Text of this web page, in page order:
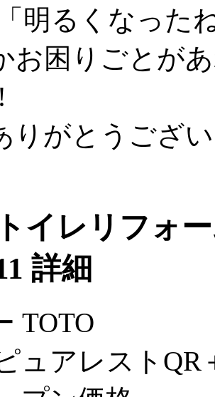
「明るくなった
お困りごとが
りがとうござ
イレリフォ
詳細
TOTO
ュアレストQR